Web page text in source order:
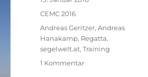
Kategorien
CEMC 2016
Schlagwörter
Andreas Geritzer,Andreas
Hanakamp, Regatta,
segelwelt.at,Training
1 Kommentarzu